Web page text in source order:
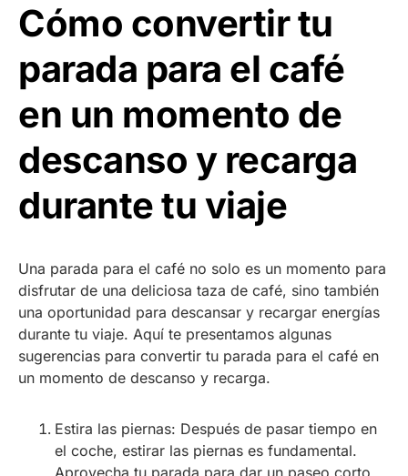
Cómo convertir tu
parada para el café
en un momento de
descanso y recarga
durante tu viaje
Una parada para el café no solo es un momento para
disfrutar de una deliciosa taza de café, sino también
una oportunidad para descansar y recargar energías
durante tu viaje. Aquí te presentamos algunas
sugerencias para convertir tu parada para el café en
un momento de descanso y recarga.
Estira las piernas: Después de pasar tiempo en
el coche, estirar las piernas es fundamental.
Aprovecha tu parada para dar un paseo corto,